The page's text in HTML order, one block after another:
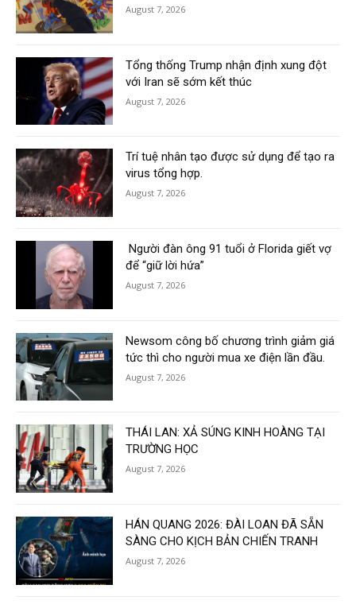
August 7, 2026
Tổng thống Trump nhận định xung đột
với Iran sẽ sớm kết thúc
August 7, 2026
Trí tuệ nhân tạo được sử dụng để tạo ra
virus tổng hợp.
August 7, 2026
Người đàn ông 91 tuổi ở Florida giết vợ
để “giữ lời hứa”
August 7, 2026
Newsom công bố chương trình giảm giá
tức thì cho người mua xe điện lần đầu.
August 7, 2026
THÁI LAN: XẢ SÚNG KINH HOÀNG TẠI
TRƯỜNG HỌC
August 7, 2026
HÁN QUANG 2026: ĐÀI LOAN ĐÃ SẴN
SÀNG CHO KỊCH BẢN CHIẾN TRANH
August 7, 2026